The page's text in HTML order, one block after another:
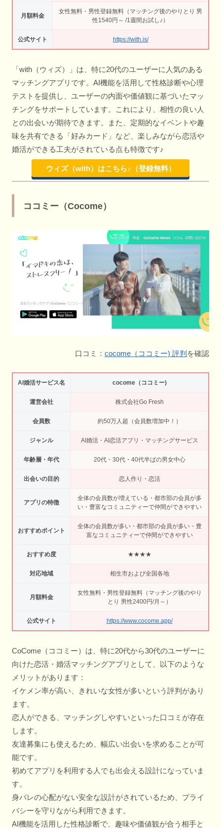
月額料金
女性無料・男性登録無料（マッチング後のやりとり 男
性1540円～ /1週間お試し♪）
公式サイト https://with.is/
「with（ウィズ）」は、特に20代のユーザーに人気のある
マッチングアプリです。AI機能を活用して性格診断や心理
テストを提供し、ユーザーの内面や価値観に基づいたマッ
チングをサポートしています。これにより、相性の良い人
との出会いが期待できます。また、定期的なイベントや趣
味を共有できる「好みカード」など、楽しみながら恋活や
婚活ができる工夫がされている点も特徴です♪
ウィズ（with）はこちら♪（登録無料）
ココミー（Cocome）
口コミ： cocome（ココミー) 評判 を確認
AI婚活サービス名 cocome（ココミー)
運営会社 株式会社Go Fresh
会員数 約50万人超（会員数増加中！）
ジャンル AI婚活・AI恋活アプリ・マッチングサービス
年齢層・年代 20代・30代・40代半ばの男女中心
出会いの目的 恋人作り・恋活
アプリの特徴
全体の会員数が増えている・都市部の会員が多
い・豊富なコミュニティーで仲間ができやすい
おすすめポイント
全体の会員数が多い・都市部の会員が多い・豊
富なコミュニティーで仲間ができやすい
おすすめ度 ★★★★
対応地域 相生市および全国各地
月額料金
女性無料・男性登録無料（マッチング後のやり
とり 男性2400円/月～）
公式サイト https://www.cocome.app/
CoCome（ココミー）は、特に20代から30代のユーザーに
向けた恋活・婚活マッチングアプリとして、以下のような
メリットがあります：
イケメン率が高い、きれいな女性が多いという評判があり
ます。
恋人ができる、マッチングしやすいといった口コミが存在
します。
友達募集にも使えるため、幅広い出会いを求めることが可
能です。
初めてアプリを利用する人でも出会える設計になっていま
す。
身バレの心配がない安全な設計がされているため、プライ
バシーを守りながら利用できます。
AI機能を活用した性格診断で、趣味や価値観が合う相手と